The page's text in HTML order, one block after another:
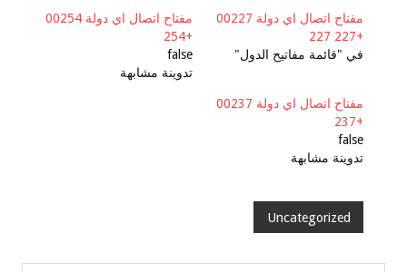
مفتاح اتصال اي دولة 00227
+227 227
في "قائمة مفاتيح الدول"
مفتاح اتصال اي دولة 00254
+254
false
تدوينة مشابهة
مفتاح اتصال اي دولة 00237
+237
false
تدوينة مشابهة
Uncategorized